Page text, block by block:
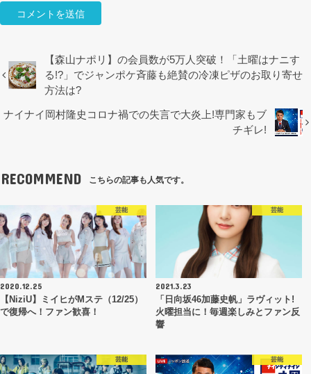
【森山ナポリ】の会員数が5万人突破！「土曜はナニす
る!?」でジャンポケ斉藤も絶賛の冷凍ピザのお取り寄せ
方法は?
ナイナイ岡村隆史コロナ禍での失言で大炎上!専門家もブ
チギレ!
RECOMMEND こちらの記事も人気です。
芸能
2020.12.25
【NiziU】ミイヒがMステ（12/25）
で復帰へ！ファン歓喜！
芸能
2021.3.23
「日向坂46加藤史帆」ラヴィット!
火曜担当に！毎週楽しみとファン反
響
芸能 芸能